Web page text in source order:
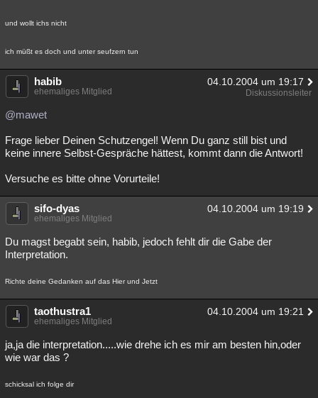
und wollt ichs nicht
ich müßt es doch und unter seufzern tun
habib 04.10.2004 um 19:17
ehemaliges Mitglied Diskussionsleiter
@mawet
Frage lieber Deinen Schutzengel! Wenn Du ganz still bist und
keine innere Selbst-Gespräche hättest, kommt dann die Antwort!
Versuche es bitte ohne Vorurteile!
sifo-dyas 04.10.2004 um 19:19
ehemaliges Mitglied
Du magst begabt sein, habib, jedoch fehlt dir die Gabe der
Interpretation.
Richte deine Gedanken auf das Hier und Jetzt
taothustra1 04.10.2004 um 19:21
ehemaliges Mitglied
ja,ja die interpretation.....wie drehe ich es mir am besten hin,oder
wie war das ?
schicksal ich folge dir